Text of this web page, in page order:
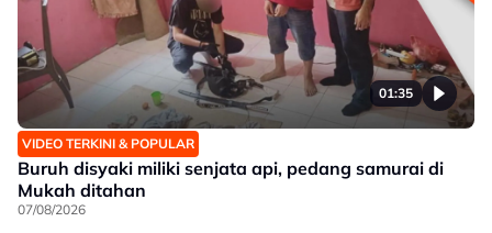
01:35
VIDEO TERKINI & POPULAR
Buruh disyaki miliki senjata api, pedang samurai di
Mukah ditahan
07/08/2026